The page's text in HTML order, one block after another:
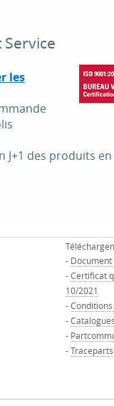
les
J+1 des produits
-
-Certificat
10/2021
-
-
-
-Traceparts